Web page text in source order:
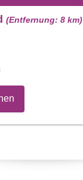
(Entfernung: 8 km)